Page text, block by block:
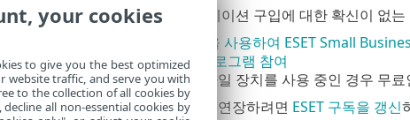
ESET 보안 애플리케이션 구입에 대한 확신이 없
무료 평가판을 사용하여 ESET Small
2. ESET 베타 프로그램 참여
3. Android 모바일 장치를 사용 중인 경우 무료
구독을 할인받거나 연장하려면 ESET 구독을 갱신
your cookies
to give you the best optimized
website traffic, and serve you with
to the collection of all cookies by
all non-essential cookies by